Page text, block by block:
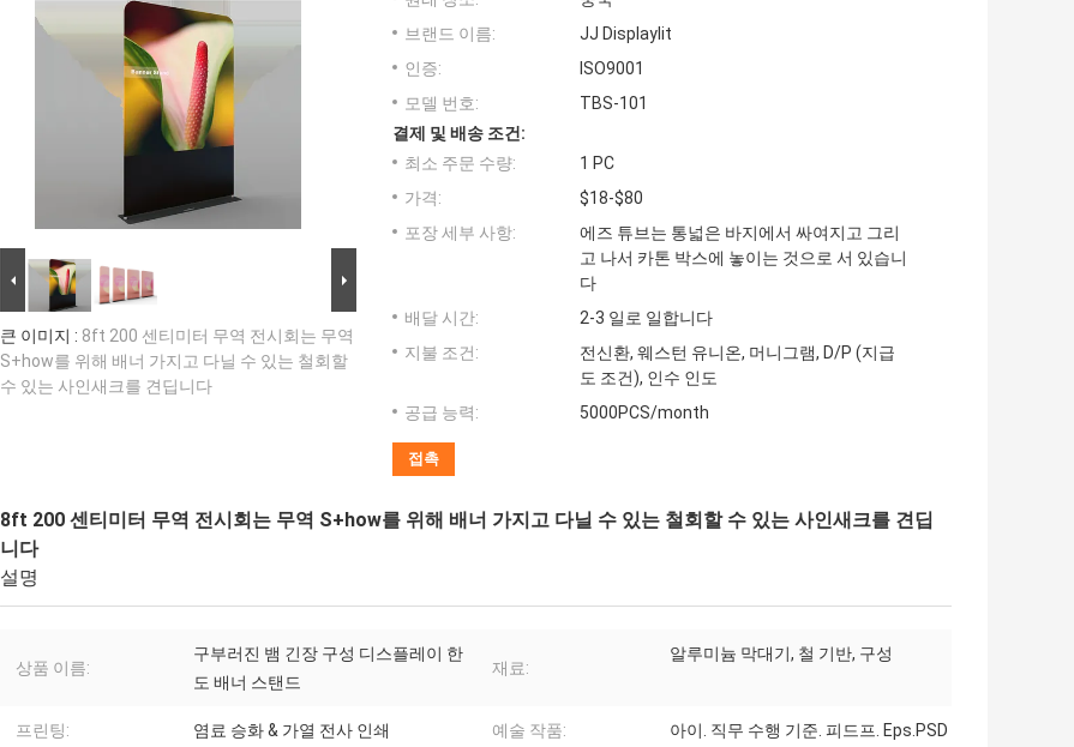
큰 이미지 : 8ft 200 센티미터 무역 전시회는 무역
S+how를 위해 배너 가지고 다닐 수 있는 철회할
수 있는 사인새크를 견딥니다
브랜드 이름:
JJ Displaylit
인증:
ISO9001
모델 번호:
TBS-101
결제 및 배송 조건:
최소 주문 수량:
1 PC
가격:
$18-$80
포장 세부 사항:
에즈 튜브는 통넓은 바지에서 싸여지고 그리
고 나서 카톤 박스에 놓이는 것으로 서 있습니
다
배달 시간:
2-3 일로 일합니다
지불 조건:
전신환, 웨스턴 유니온, 머니그램, D/P (지급
도 조건), 인수 인도
공급 능력:
5000PCS/month
접촉
8ft 200 센티미터 무역 전시회는 무역 S+how를 위해 배너 가지고 다닐 수 있는 철회할 수 있는 사인새크를 견딥
니다
설명
상품 이름:
구부러진 뱀 긴장 구성 디스플레이 한
도 배너 스탠드
재료:
알루미늄 막대기, 철 기반, 구성
프린팅: 염료 승화 & 가열 전사 인쇄 예술 작품: 아이. 직무 수행 기준. 피드프. Eps.PSD